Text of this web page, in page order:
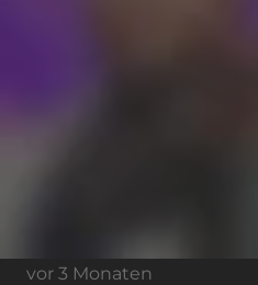
vor 3 Monaten